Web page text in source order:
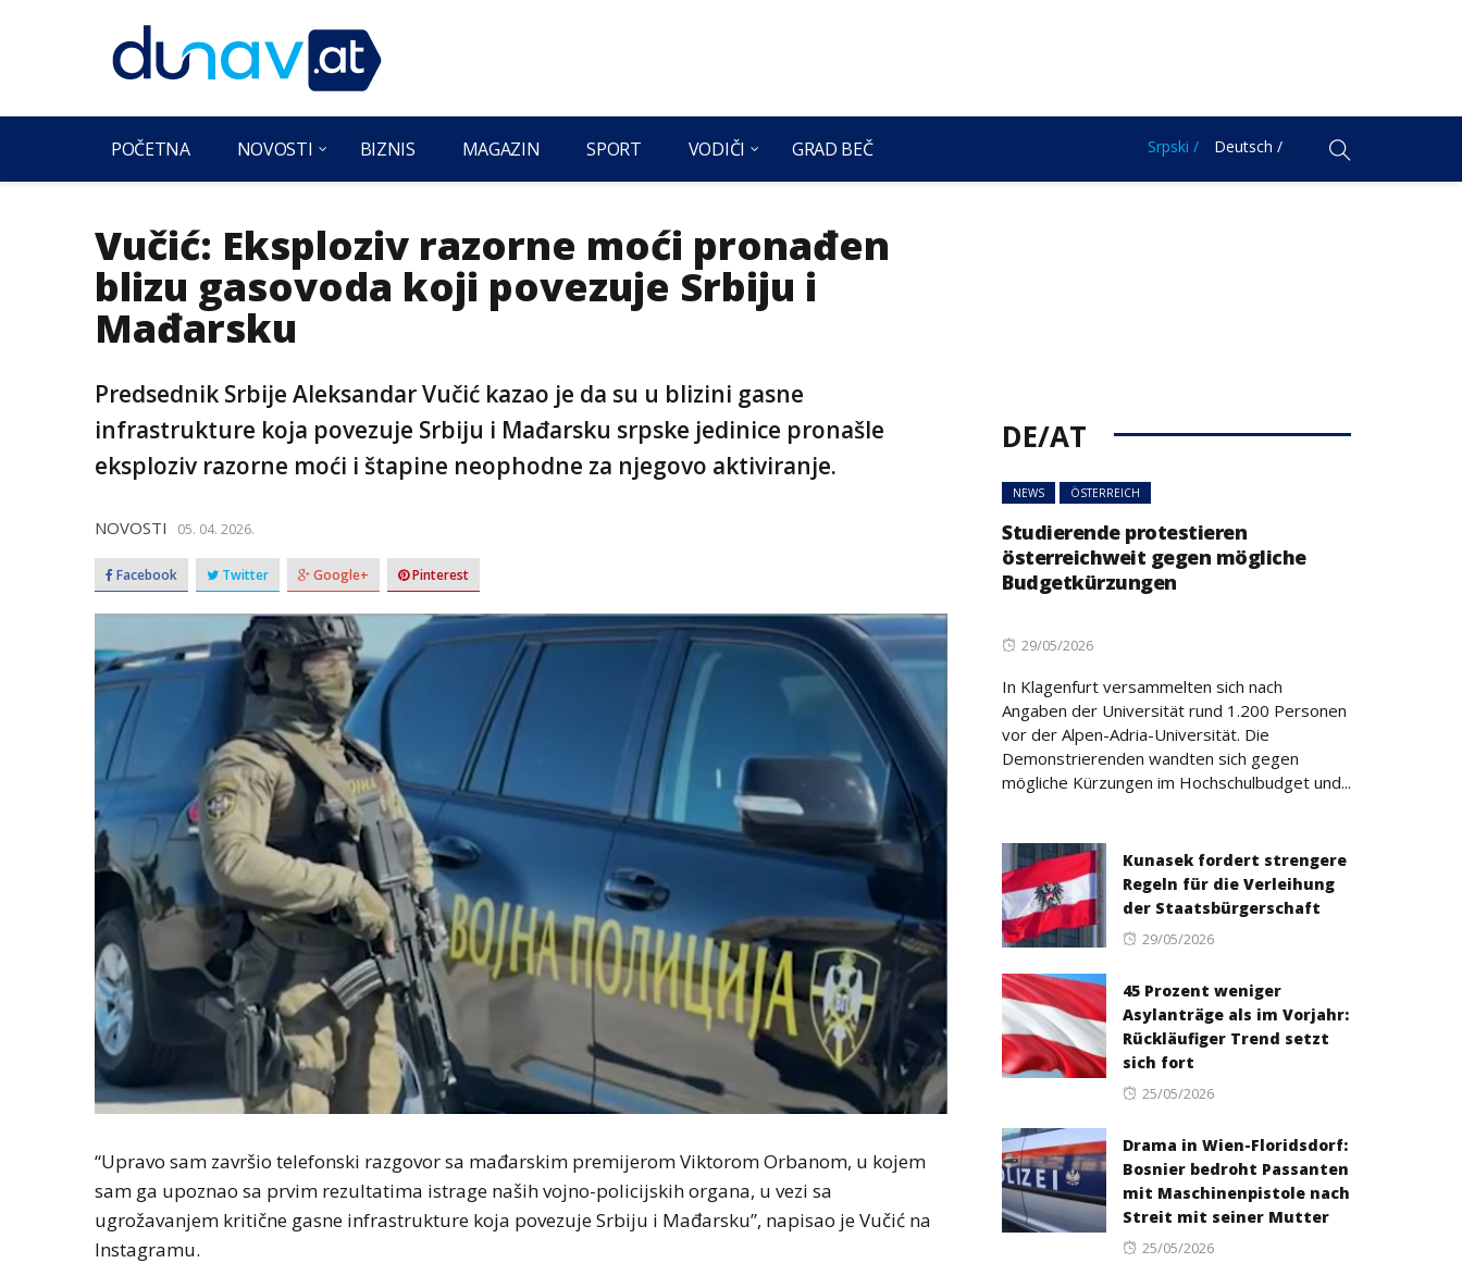
POČETNA NOVOSTI BIZNIS MAGAZIN SPORT VODIČI GRAD BEČ Srpski / Deutsch /
Vučić: Eksploziv razorne moći pronađen
blizu gasovoda koji povezuje Srbiju i
Mađarsku
Predsednik Srbije Aleksandar Vučić kazao je da su u blizini gasne
infrastrukture koja povezuje Srbiju i Mađarsku srpske jedinice pronašle
eksploziv razorne moći i štapine neophodne za njegovo aktiviranje.
NOVOSTI 05. 04. 2026.
Facebook Twitter Google+ Pinterest
“Upravo sam završio telefonski razgovor sa mađarskim premijerom Viktorom Orbanom, u kojem
sam ga upoznao sa prvim rezultatima istrage naših vojno-policijskih organa, u vezi sa
ugrožavanjem kritične gasne infrastrukture koja povezuje Srbiju i Mađarsku”, napisao je Vučić na
Instagramu.
DE/AT
NEWS ÖSTERREICH
Studierende protestieren
österreichweit gegen mögliche
Budgetkürzungen
Posted
29/05/2026
In Klagenfurt versammelten sich nach
Angaben der Universität rund 1.200 Personen
vor der Alpen-Adria-Universität. Die
Demonstrierenden wandten sich gegen
mögliche Kürzungen im Hochschulbudget und...
Kunasek fordert strengere
Regeln für die Verleihung
der Staatsbürgerschaft
Posted
29/05/2026
45 Prozent weniger
Asylanträge als im Vorjahr:
Rückläufiger Trend setzt
sich fort
Posted
25/05/2026
Drama in Wien-Floridsdorf:
Bosnier bedroht Passanten
mit Maschinenpistole nach
Streit mit seiner Mutter
Posted
25/05/2026